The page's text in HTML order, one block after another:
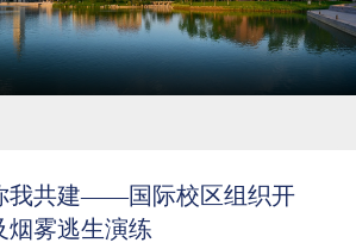
我共建——国际校区组织开
烟雾逃生演练